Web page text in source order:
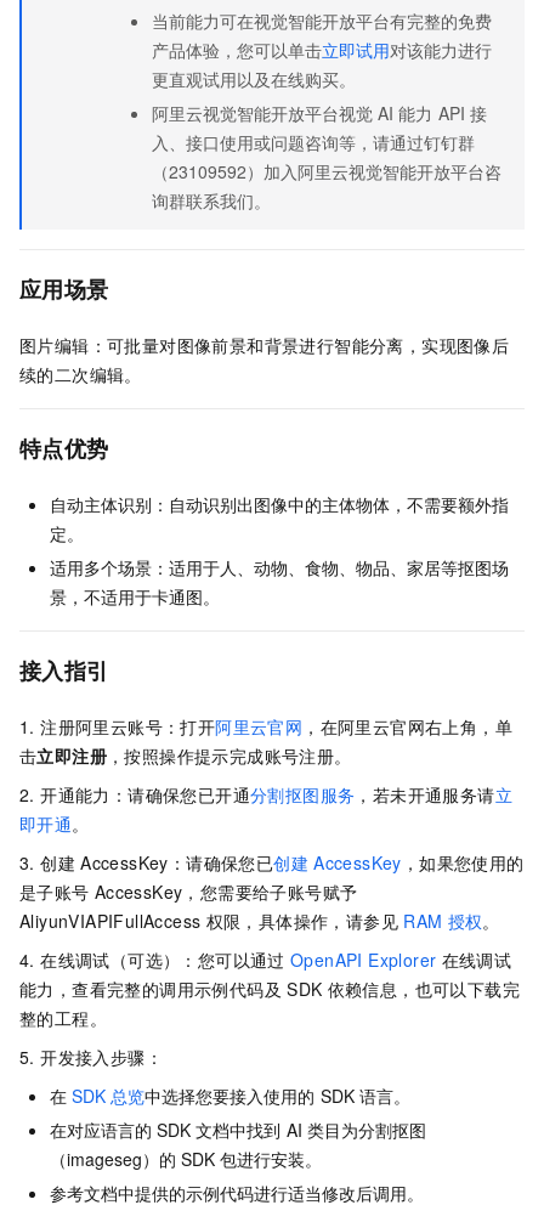
当前能力可在视觉智能开放平台有完整的免费
产品体验，您可以单击立即试用对该能力进行
更直观试用以及在线购买。
阿里云视觉智能开放平台视觉 AI 能力 API 接
入、接口使用或问题咨询等，请通过钉钉群
（23109592）加入阿里云视觉智能开放平台咨
询群联系我们。
应用场景
图片编辑：可批量对图像前景和背景进行智能分离，实现图像后
续的二次编辑。
特点优势
自动主体识别：自动识别出图像中的主体物体，不需要额外指
定。
适用多个场景：适用于人、动物、食物、物品、家居等抠图场
景，不适用于卡通图。
接入指引
1. 注册阿里云账号：打开阿里云官网 ，在阿里云官网右上角，单
击立即注册 ，按照操作提示完成账号注册。
2. 开通能力：请确保您已开通分割抠图服务 ，若未开通服务请立
即开通 。
3. 创建 AccessKey：请确保您已创建 AccessKey ，如果您使用的
是子账号 AccessKey，您需要给子账号赋予
AliyunVIAPIFullAccess 权限，具体操作，请参见 RAM 授权。
4. 在线调试（可选）：您可以通过 OpenAPI Explorer 在线调试
能力，查看完整的调用示例代码及 SDK 依赖信息，也可以下载完
整的工程。
5. 开发接入步骤：
在 SDK 总览中选择您要接入使用的 SDK 语言。
在对应语言的 SDK 文档中找到 AI 类目为分割抠图
（imageseg）的 SDK 包进行安装。
参考文档中提供的示例代码进行适当修改后调用。